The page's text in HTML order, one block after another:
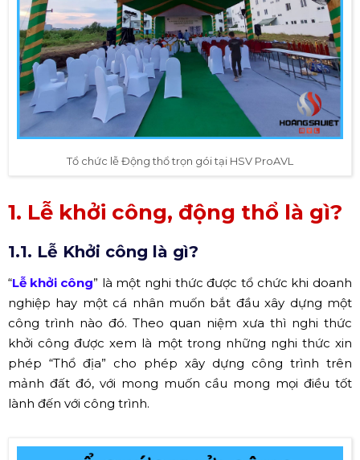
Tổ chức lễ Động thổ trọn gói tại HSV ProAVL
1. Lễ khởi công, động thổ là gì?
1.1. Lễ Khởi công là gì?
“Lễ khởi công” là một nghi thức được tổ chức khi doanh
nghiệp hay một cá nhân muốn bắt đầu xây dựng một
công trình nào đó. Theo quan niệm xưa thì nghi thức
khởi công được xem là một trong những nghi thức xin
phép “Thổ địa” cho phép xây dựng công trình trên
mảnh đất đó, với mong muốn cầu mong mọi điều tốt
lành đến với công trình.